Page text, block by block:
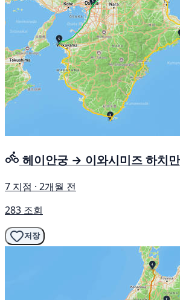
헤이안궁 → 이와시미즈 하치
7 지점 · 2개월 전
283 조회
저장